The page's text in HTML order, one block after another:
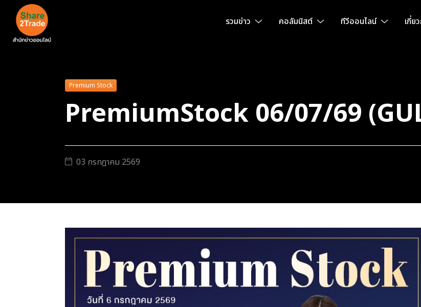
รวมข่าว คอลัมนิสต์ ทีวีออนไลน์ เกี่ย
Premium Stock
PremiumStock 06/07/69
03 กรกฎาคม 2569